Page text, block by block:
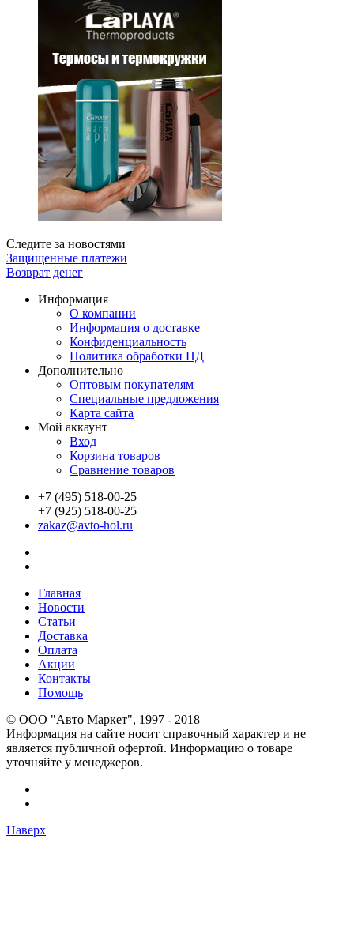
Следите за новостями
Защищенные платежи
Возврат денег
Информация
О компании
Информация о доставке
Конфиденциальность
Политика обработки ПД
Дополнительно
Оптовым покупателям
Специальные предложения
Карта сайта
Мой аккаунт
Вход
Корзина товаров
Сравнение товаров
+7 (495) 518-00-25
+7 (925) 518-00-25
zakaz@avto-hol.ru
Главная
Новости
Статьи
Доставка
Оплата
Акции
Контакты
Помощь
© OOO "Авто Маркет", 1997 - 2018
Информация на сайте носит справочный характер и не
является публичной офертой. Информацию о товаре
уточняйте у менеджеров.
Наверх